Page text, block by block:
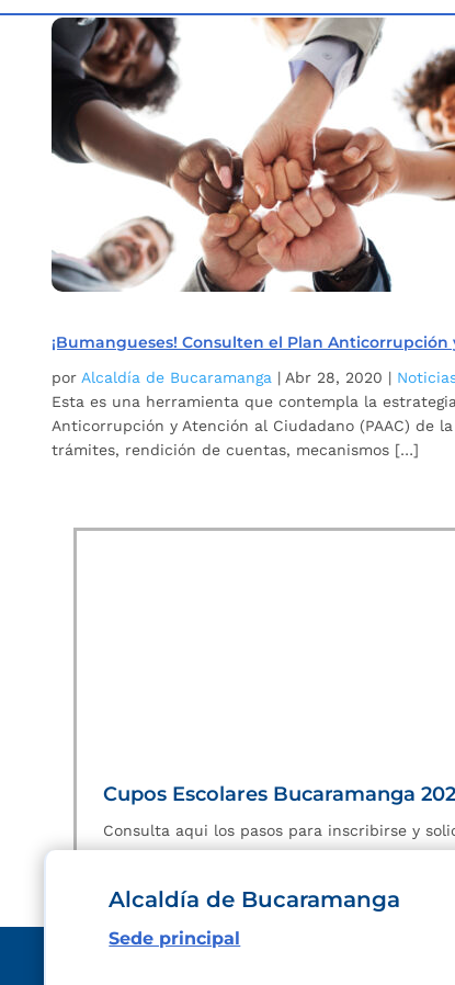
Inicio 5 Etiqueta: Veeduría
¡Bumangueses! Consulten el Plan
por Alcaldía de Bucaramanga | Abr 28, 2020 |
Esta es una herramienta que contempla la
Anticorrupción y Atención al Ciudadano (PAAC) de
trámites, rendición de cuentas, mecanismos […]
Cupos Escolares Bucaramanga
Consulta aqui los pasos para inscribirse y
Alcaldía de Bucaramanga
Sede principal